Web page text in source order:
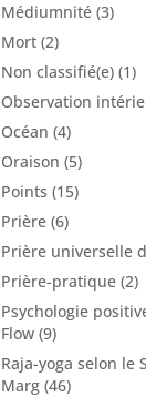
Médiumnité (3)
Mort (2)
Non classifié(e) (1)
Observation
Océan (4)
Oraison (5)
Points (15)
Prière (6)
Prière universelle
Prière-pratique (2)
Psychologie
Flow (9)
Raja-yoga selon le
Marg (46)